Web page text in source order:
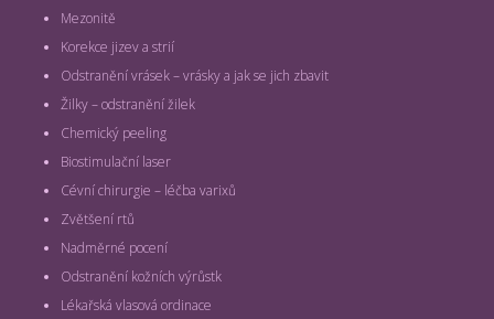
Mezonitě
Korekce jizev a strií
Odstranění vrásek – vrásky a jak se jich zbavit
Žilky – odstranění žilek
Chemický peeling
Biostimulační laser
Cévní chirurgie – léčba varixů
Zvětšení rtů
Nadměrné pocení
Odstranění kožních výrůstk
Lékařská vlasová ordinace